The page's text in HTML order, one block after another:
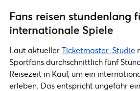
Fans reisen stundenlang
internationale Spiele
Laut aktuellerTicketmaster-Studie
Sportfans durchschnittlich fünf
Reisezeit in Kauf, um ein
erleben. Das entspricht ungefähr